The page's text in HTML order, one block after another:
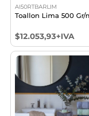
AI50RTBARLIM
Toallon Lima 500 Gr/
$12.053,93+IVA